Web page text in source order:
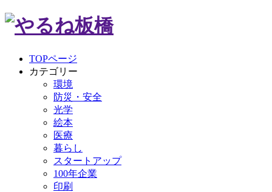
TOPページ
カテゴリー
環境
防災・安全
光学
絵本
医療
暮らし
スタートアップ
100年企業
印刷